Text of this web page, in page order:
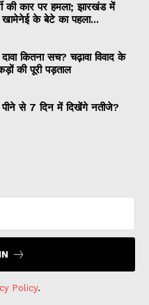
कार पर हमला; झारखंड में
खामेनेई के बेटे का पहला...
कितना सच? चढ़ावा विवाद के
की पूरी पड़ताल
से 7 दिन में दिखेंगे नतीजे?
Policy.